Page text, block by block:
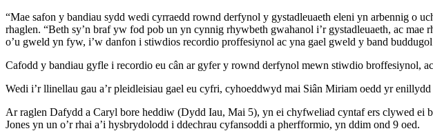
“Mae safon y bandiau sydd wedi cyrraedd rownd derfynol y gystadleuaeth eleni yn arbennig
rhaglen. “Beth sy’n braf yw fod pob un yn cynnig rhywbeth gwahanol i’r gystadleuaeth, ac
o’u gweld yn fyw, i’w danfon i stiwdios recordio proffesiynol ac yna gael gweld y band
Cafodd y bandiau gyfle i recordio eu cân ar gyfer y rownd derfynol mewn stiwdio broffesiynol,
Wedi i’r llinellau gau a’r pleidleisiau gael eu cyfri, cyhoeddwyd mai Siân Miriam oedd yr
Ar raglen Dafydd a Caryl bore heddiw (Dydd Iau, Mai 5), yn ei chyfweliad cyntaf ers clywed
Jones yn un o’r rhai a’i hysbrydolodd i ddechrau cyfansoddi a pherfformio, yn ddim ond 9 oed.